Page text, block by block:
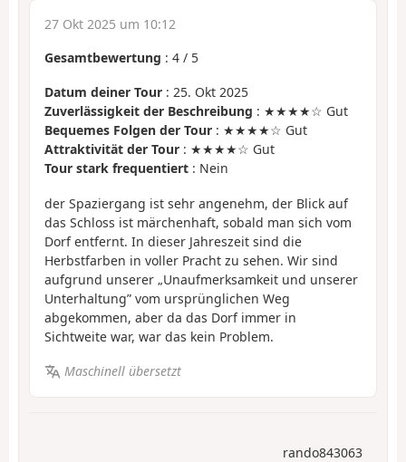
27 Okt 2025 um 10:12
Gesamtbewertung : 4 / 5
Datum deiner Tour : 25. Okt 2025
Zuverlässigkeit der Beschreibung : ★★★★☆ Gut
Bequemes Folgen der Tour : ★★★★☆ Gut
Attraktivität der Tour : ★★★★☆ Gut
Tour stark frequentiert : Nein
der Spaziergang ist sehr angenehm, der Blick auf
das Schloss ist märchenhaft, sobald man sich vom
Dorf entfernt. In dieser Jahreszeit sind die
Herbstfarben in voller Pracht zu sehen. Wir sind
aufgrund unserer „Unaufmerksamkeit und unserer
Unterhaltung” vom ursprünglichen Weg
abgekommen, aber da das Dorf immer in
Sichtweite war, war das kein Problem.
Maschinell übersetzt
rando843063